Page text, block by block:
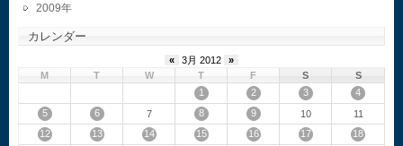
2009
カレンダー
« 3月 2012
»
M
T W T F S
S
1
2 3
4
5
6 7 8 9 10
11
12
13 14 15 16 17
18